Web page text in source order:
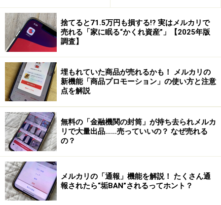
発送が遅いのはなぜ？ 考えられる理由4つ
次は、発送が遅くなる理由を考えてみましょう。
■急な用事が入った
例えば、お葬式や入院など予期せぬことが起きたとき
や、数日間の出張が急に入って家を空けてしまうとき
は、発送手続きができなくなります。以前筆者は、なか
なか発送されないと思ったら、出品者がインフルエンザ
で寝込んでいたことがありました。
何の連絡のなしに発送されないままだと購入者は不安に
なります。自分が出品者の立場になったときには、コメ
ントを通して発送が遅れる事情を説明するようにしまし
ょう。
捨てると71.5万円も損する!? 実はメルカリで
売れる「家に眠る“かくれ資産”」【2025年版
調査】
埋もれていた商品が売れるかも！ メルカリの
新機能「商品プロモーション」の使い方と注意
点を解説
無料の「金融機関の封筒」が持ち去られメルカ
リで大量出品……売っていいの？ なぜ売れる
の？
メルカリの「通報」機能を解説！ たくさん通
報されたら“垢BAN”されるってホント？